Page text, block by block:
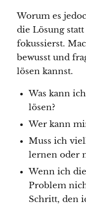
Worum es
die Lösung
fokussierst.
bewusst und
lösen kannst.
Was kann
lösen?
Wer kann
Muss ich
lernen oder
Wenn ich
Problem
Schritt, den